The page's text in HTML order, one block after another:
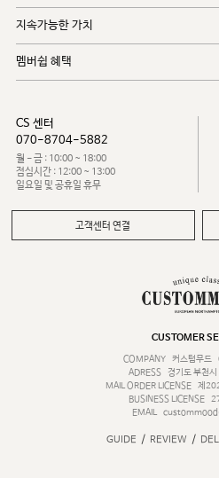
지속가능한 가치
멤버쉽 혜택
CS 센터
070-8704-5882
월 - 금 : 10:00 ~ 18:00
점심시간 : 12:00 ~ 13:00
일요일 및 공휴일 휴무
고객센터 연결
CUSTOMER
COMPANY
커스텀무드
ADRESS
경기도 부천
MAIL ORDER LICENSE
제
BUSINESS LICENSE
EMAIL
GUIDE / REVIEW /